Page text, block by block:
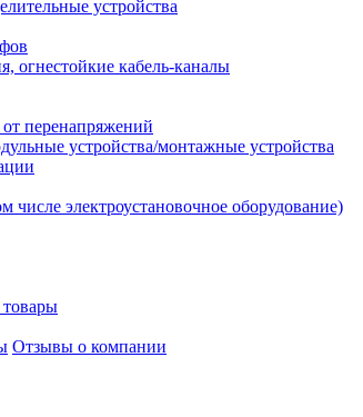
устройства
огнестойкие кабель-каналы
перенапряжений
устройства/монтажные устройства
числе электроустановочное оборудование)
товары
Отзывы о компании